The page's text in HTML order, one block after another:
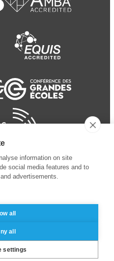
légales
personnelles
information on site
social media features and to
advertisements.
all
all
settings